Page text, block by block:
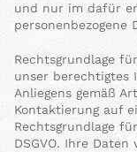
und nur im dafür
personenbezogene
Rechtsgrundlage
unser berechtigtes
Anliegens gemäß
Kontaktierung auf
Rechtsgrundlage
DSGVO. Ihre